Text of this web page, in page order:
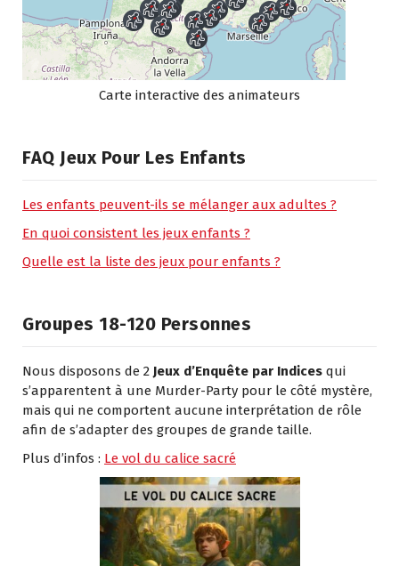
Carte interactive des animateurs
FAQ Jeux Pour Les Enfants
Les enfants peuvent-ils se mélanger aux adultes ?
En quoi consistent les jeux enfants ?
Quelle est la liste des jeux pour enfants ?
Groupes 18-120 Personnes
Nous disposons de 2 Jeux d’Enquête par Indices qui
s’apparentent à une Murder-Party pour le côté mystère,
mais qui ne comportent aucune interprétation de rôle
afin de s’adapter des groupes de grande taille.
Plus d’infos : Le vol du calice sacré